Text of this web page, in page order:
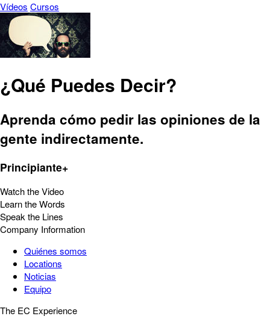
Vídeos Cursos
¿Qué Puedes Decir?
Aprenda cómo pedir las opiniones de la
gente indirectamente.
Principiante+
Watch the Video
Learn the Words
Speak the Lines
Company Information
Quiénes somos
Locations
Noticias
Equipo
The EC Experience